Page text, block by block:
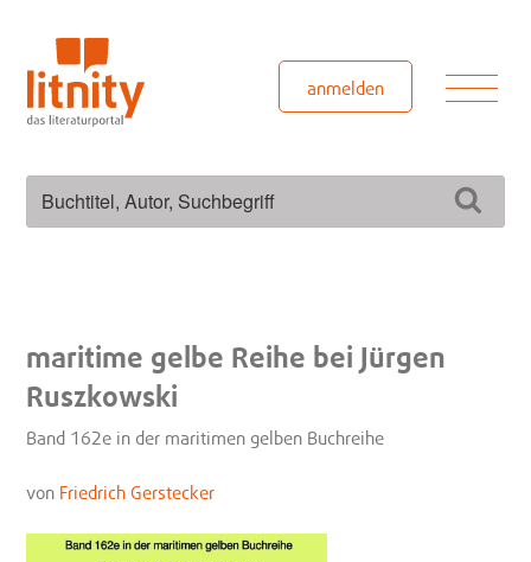
springen
anmelden
maritime gelbe Reihe bei Jürgen
Ruszkowski
Band 162e in der maritimen gelben Buchreihe
von Friedrich Gerstecker